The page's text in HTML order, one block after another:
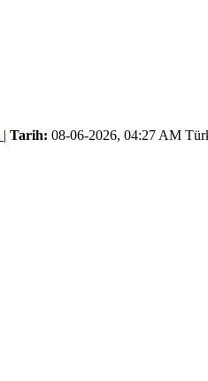
| Tarih: 08-06-2026, 04:27 AM